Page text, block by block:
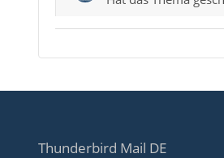
Thunderbird Mail DE